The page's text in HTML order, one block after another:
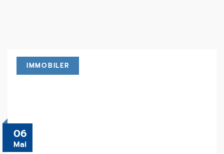
06
Mai
IMMOBILER